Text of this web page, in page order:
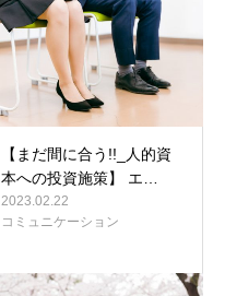
【まだ間に合う!!_人的資
本への投資施策】 エ…
2023.02.22
コミュニケーション